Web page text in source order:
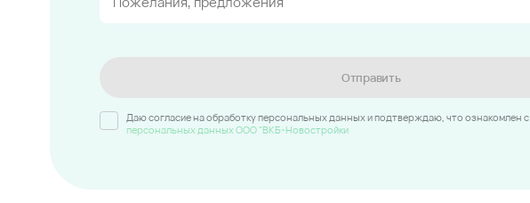
Отправить
Даю согласие на обработку персональных данных и подтверждаю, что ознакомлен c
персональных данных ООО "ВКБ-Новостройки